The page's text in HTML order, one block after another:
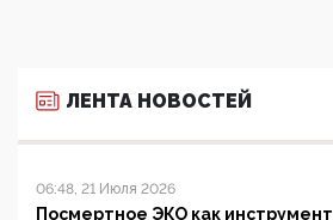
ЛЕНТА НОВОСТЕЙ
06:48, 21 Июля 2026
Посмертное ЭКО как инструмент